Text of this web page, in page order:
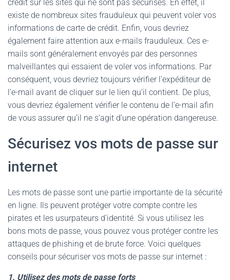
crédit sur les sites qui ne sont pas sécurisés. En effet, il
existe de nombreux sites frauduleux qui peuvent voler vos
informations de carte de crédit. Enfin, vous devriez
également faire attention aux e-mails frauduleux. Ces e-
mails sont généralement envoyés par des personnes
malveillantes qui essaient de voler vos informations. Par
conséquent, vous devriez toujours vérifier l’expéditeur de
l’e-mail avant de cliquer sur le lien qu’il contient. De plus,
vous devriez également vérifier le contenu de l’e-mail afin
de vous assurer qu’il ne s’agit d’une opération dangereuse.
Sécurisez vos mots de passe sur
internet
Les mots de passe sont une partie importante de la sécurité
en ligne. Ils peuvent protéger votre compte contre les
pirates et les usurpateurs d’identité. Si vous utilisez les
bons mots de passe, vous pouvez vous protéger contre les
attaques de phishing et de brute force. Voici quelques
conseils pour sécuriser vos mots de passe sur internet :
1. Utilisez des mots de passe forts